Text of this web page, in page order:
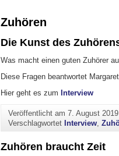
Zuhören
Die Kunst des
Was macht einen guten Zuhörer
Diese Fragen beantwortet
Hier geht es zum Interview
Veröffentlicht am7. August 2019
Verschlagwortet Interview,
Zuhören braucht Zeit